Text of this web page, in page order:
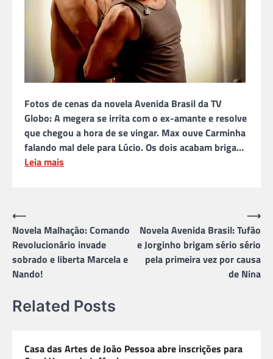
Fotos de cenas da novela Avenida Brasil da TV
Globo: A megera se irrita com o ex-amante e resolve
que chegou a hora de se vingar. Max ouve Carminha
falando mal dele para Lúcio. Os dois acabam briga…
Leia mais
Navegação
de
Post
⟵
Novela Malhação: Comando
Revolucionário invade
sobrado e liberta Marcela e
Nando!
Novela Avenida Brasil: Tufão
e Jorginho brigam sério sério
pela primeira vez por causa
de Nina
⟶
Related Posts
Casa das Artes de João Pessoa abre inscrições para